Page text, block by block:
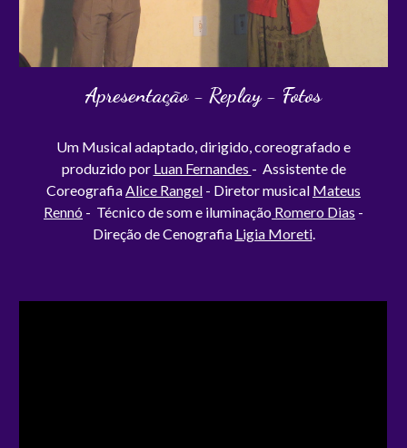
Apresentação - Replay - Fotos
Um Musical adaptado, dirigido, coreografado e
produzido por Luan Fernandes - Assistente de
Coreografia Alice Rangel - Diretor musical Mateus
Rennó - Técnico de som e iluminação Romero Dias -
Direção de Cenografia Ligia Moreti.